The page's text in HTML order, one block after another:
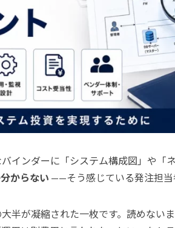
インダーに「システム構成図」や「
からない ——そう感じている発注担当
半が凝縮された一枚です。読めない